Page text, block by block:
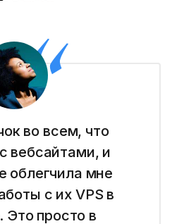
во всем, что
вебсайтами, и
облегчила мне
с их VPS в
Это просто в